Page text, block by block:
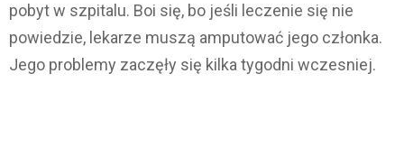
pobyt w szpitalu. Boi się, bo jeśli leczenie się nie
powiedzie, lekarze muszą amputować jego członka.
Jego problemy zaczęły się kilka tygodni wczesniej.